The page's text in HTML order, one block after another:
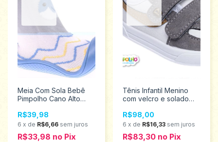
Meia Com Sola Bebê
Pimpolho Cano Alto
0073539
R$39,98
6 x de R$6,66 sem juros
R$33,98 no Pix
Tênis Infantil Menino
com velcro e solado
Pimpolho 22/27
0130314Promoção
R$98,00
6 x de R$16,33 sem juros
R$83,30 no Pix